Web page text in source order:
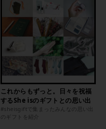
これからもずっと。日々を祝福
するShe isのギフトとの思い出
#sheisgiftで集まったみんなの思い出
のギフトを紹介